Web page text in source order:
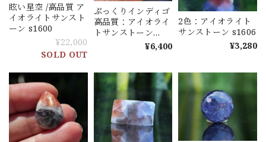
眩い星空 /高品質 ア
イオライトサンスト
ーン s1600
¥22,000
SOLD OUT
ぷっくりインディゴ
高品質：アイオライ
トサンストーン
¥6,400
2色：アイオライト
サンストーン s1606
¥3,280